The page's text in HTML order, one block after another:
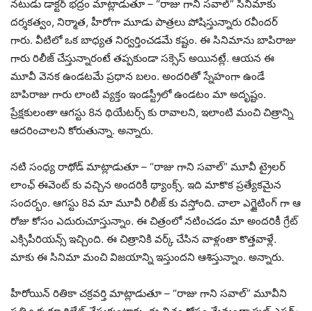
నటుడు డాక్టర్ భద్రం మాట్లాడుతూ – “రాజు గాని సవాల్” సినిమాకు
దర్శకత్వం, నిర్మాత, హీరోగా మూడు పాత్రలు పోషిస్తున్నారు రవీందర్
గారు. వీటిలో ఒక బాధ్యత నిర్వర్తించడమే కష్టం. ఈ సినిమాను బాపిరాజు
గారు రిలీజ్ చేస్తున్నారంటే తప్పకుండా సక్సెస్ అయినట్లే. ఆయన ఈ
మూవీ వెనక ఉండటమే ప్రధాన బలం. అందరితో స్నేహంగా ఉండే
బాపిరాజు గారు లాంటి వ్యక్తం ఇండస్ట్రీలో ఉండటం మా అదృష్టం.
ప్రేక్షకులంతా ఆగస్టు 8న థియేటర్స్ కు రావాలని, ఇలాంటి మంచి చిత్రాన్ని
ఆదరించాలని కోరుతున్నా. అన్నారు.
నటి సంధ్య రాథోడ్ మాట్లాడుతూ – “రాజు గాని సవాల్” మూవీ ట్రైలర్
లాంఛ్ ఈవెంట్ కు వచ్చిన అందరికీ థ్యాంక్స్. ఇది మాకొక ప్రత్యేకమైన
సందర్భం. ఆగస్టు 8వ మా మూవీ రిలీజ్ కు వస్తోంది. చాలా ఎగ్జైటింగ్ గా ఆ
రోజు కోసం ఎదురుచూస్తున్నాం. ఈ చిత్రంలో నటించడం మా అందరికీ గ్రేట్
ఎక్సిపీరియన్స్ ఇచ్చింది. ఈ చిత్రానికి వర్క్ చేసిన వాళ్లంతా కొత్తవాళ్లే.
మాకు ఈ సినిమా మంచి విజయాన్ని ఇస్తుందని ఆశిస్తున్నాం. అన్నారు.
హీరోయిన్ రితికా చక్రవర్తి మాట్లాడుతూ – “రాజు గాని సవాల్” మూవీని